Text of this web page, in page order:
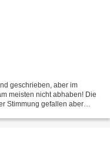
geschrieben, aber im
meisten nicht abhaben! Die
Stimmung gefallen aber